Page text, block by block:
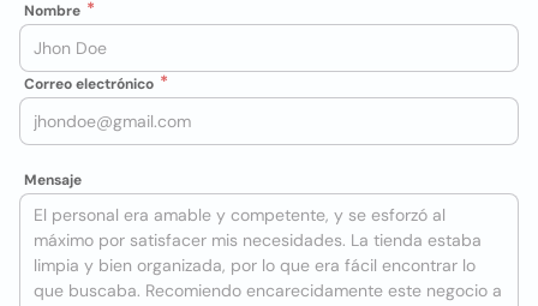
Nombre
Correo electrónico
Mensaje